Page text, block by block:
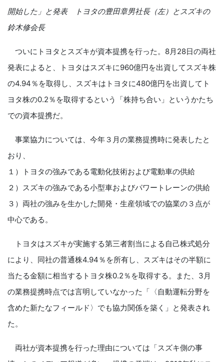
開始した」と発表 トヨタの豊田章男社長（左）とスズキの
鈴木修会長
ついにトヨタとスズキが資本提携を行った。8月28日の両社
発表によると、トヨタはスズキに960億円を出資してスズキ株
の4.94％を取得し、スズキはトヨタに480億円を出資してト
ヨタ株の0.2％を取得するという「株持ち合い」というかたち
での資本提携だ。
事業協力については、今年３月の業務提携時に発表したと
おり、
１）トヨタの強みである電動化技術および電動車の供給
２）スズキの強みである小型車およびパワートレーンの供給
３）両社の強みを生かした開発・生産領域での協業の３点が
中心である。
トヨタはスズキが実施する第三者割当による自己株式処分
により、同社の普通株4.94％を所有し、スズキはその半額に
当たる金額に相当するトヨタ株0.2％を取得する。また、3月
の業務提携時点では言明していなかった「〈自動運転分野を
含めた新たなフィールド〉でも協力関係を築く」と発表され
た。
両社が資本提携を行った理由については「スズキ側の事